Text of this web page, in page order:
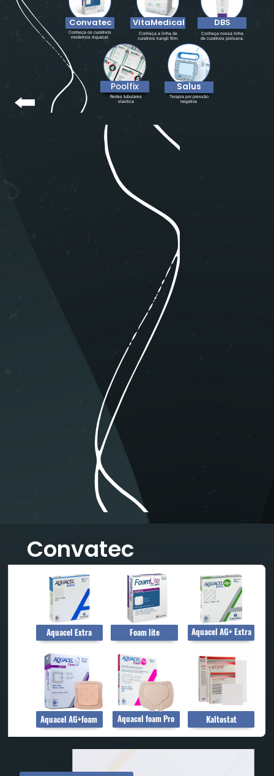
Convatec
Conheça oscurativos
modernos Aquacel.
Poolfix
Redes tubulares
elastica
VitaMedical
Conheça a linha de
curativos kangli film.
Salus
Terapia por pressão
negativa
DBS
Conheça nossa linha
de curativos pielsana.
Aquacel Extra Aquacel AG+ Extra
Aquacel AG+foam Aquacel foam Pro Kaltostat
Convatec
Foam lite